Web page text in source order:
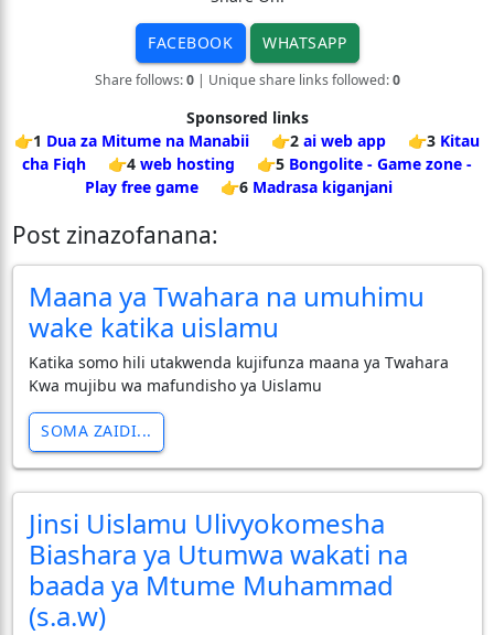
FACEBOOK WHATSAPP
Share follows:0| Unique share links followed:0
Sponsored links
👉1 Dua za Mitume na Manabii 👉2 ai web app 👉3 Kitau
cha Fiqh
👉4 web hosting 👉5 Bongolite - Game zone -
Play free game
👉6 Madrasa kiganjani
Post zinazofanana:
Maana ya Twahara na umuhimu
wake katika uislamu
Katika somo hili utakwenda kujifunza maana ya Twahara
Kwa mujibu wa mafundisho ya Uislamu
SOMA ZAIDI...
Jinsi Uislamu Ulivyokomesha
Biashara ya Utumwa wakati na
baada ya Mtume Muhammad
(s.a.w)